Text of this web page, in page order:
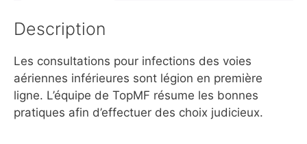
Description
Les consultations pour infections des voies
aériennes inférieures sont légion en première
ligne. L’équipe de TopMF résume les bonnes
pratiques afin d’effectuer des choix judicieux.